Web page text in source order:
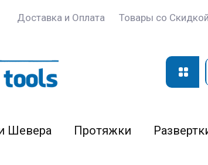
Доставка и Оплата Товары со Скидкой
Шевера Протяжки